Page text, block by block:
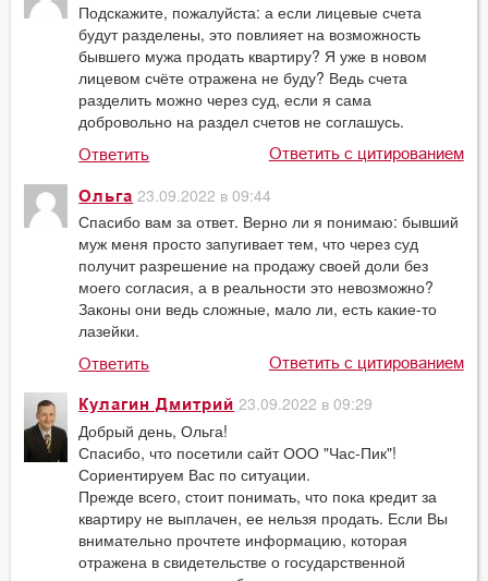
Подскажите, пожалуйста: а если лицевые счета
будут разделены, это повлияет на возможность
бывшего мужа продать квартиру? Я уже в новом
лицевом счёте отражена не буду? Ведь счета
разделить можно через суд, если я сама
добровольно на раздел счетов не соглашусь.
Ответить Ответить с цитированием
Ольга 23.09.2022 в 09:44
Спасибо вам за ответ. Верно ли я понимаю: бывший
муж меня просто запугивает тем, что через суд
получит разрешение на продажу своей доли без
моего согласия, а в реальности это невозможно?
Законы они ведь сложные, мало ли, есть какие-то
лазейки.
Ответить Ответить с цитированием
Кулагин Дмитрий 23.09.2022 в 09:29
Добрый день, Ольга!
Спасибо, что посетили сайт ООО "Час-Пик"!
Сориентируем Вас по ситуации.
Прежде всего, стоит понимать, что пока кредит за
квартиру не выплачен, ее нельзя продать. Если Вы
внимательно прочтете информацию, которая
отражена в свидетельстве о государственной